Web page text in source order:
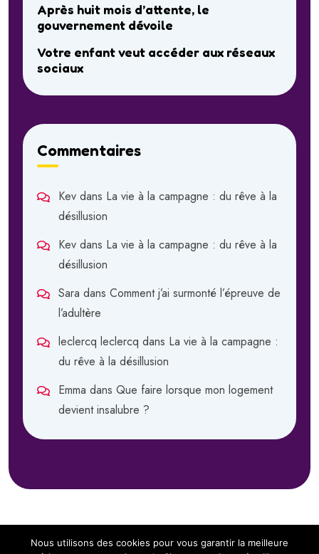
Après huit mois d’attente, le
gouvernement dévoile
Votre enfant veut accéder aux réseaux
sociaux
Commentaires
Kev dans La vie à la campagne : du rêve à la
désillusion
Kev dans La vie à la campagne : du rêve à la
désillusion
Sara dans Comment j’ai surmonté l’épreuve de
l’adultère
leclercq leclercq dans La vie à la campagne :
du rêve à la désillusion
Emma dans Que faire lorsque mon logement
devient insalubre ?
Nous utilisons des cookies pour vous garantir la meilleure